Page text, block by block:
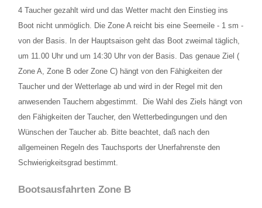
Großes Steinfeld
Bootsausfahrten Zone B
Bootsausfahrten Zone C
WETTER
PREISE
4 Taucher gezahlt wird und das Wetter macht den Einstieg ins
Boot nicht unmöglich. Die Zone A reicht bis eine Seemeile - 1 sm -
von der Basis. In der Hauptsaison geht das Boot zweimal täglich,
um 11.00 Uhr und um 14:30 Uhr von der Basis. Das genaue Ziel (
Zone A, Zone B oder Zone C) hängt von den Fähigkeiten der
Taucher und der Wetterlage ab und wird in der Regel mit den
anwesenden Tauchern abgestimmt. Die Wahl des Ziels hängt von
den Fähigkeiten der Taucher, den Wetterbedingungen und den
Wünschen der Taucher ab. Bitte beachtet, daß nach den
allgemeinen Regeln des Tauchsports der Unerfahrenste den
Schwierigkeitsgrad bestimmt.
Bootsausfahrten Zone B